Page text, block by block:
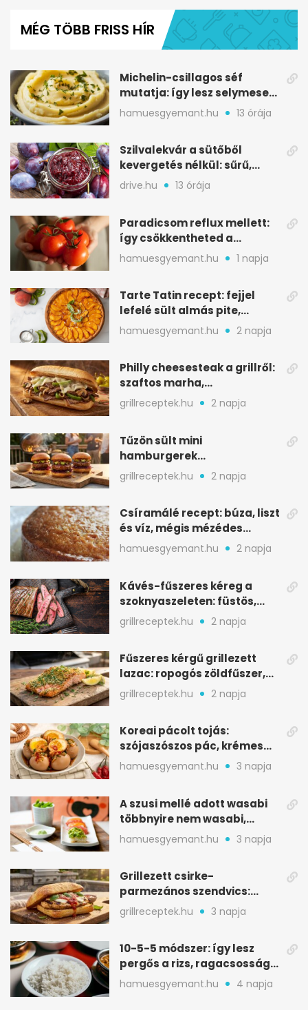
minute,
MÉG TÖBB FRISS HÍR
Michelin-csillagos séf
mutatja: így lesz selymesen
krémes a burgonyapüré
hamuesgyemant.hu 13 órája
Szilvalekvár a sütőből
kevergetés nélkül: sűrű,
selymes végeredmény
drive.hu 13 órája
Paradicsom reflux mellett:
így csökkentheted a
gyomorégést
hamuesgyemant.hu 1 napja
Tarte Tatin recept: fejjel
lefelé sült almás pite,
ropogós aljjal
hamuesgyemant.hu 2 napja
Philly cheesesteak a grillről:
szaftos marha,
karamellizált hagyma
grillreceptek.hu 2 napja
Tűzön sült mini
hamburgerek
sobrasadával: csípős-
mézes falatkák
grillreceptek.hu 2 napja
Csíramálé recept: búza, liszt
és víz, mégis mézédes
sütemény
hamuesgyemant.hu 2 napja
Kávés-fűszeres kéreg a
szoknyaszeleten: füstös,
csokoládés mélység
grillreceptek.hu 2 napja
Fűszeres kérgű grillezett
lazac: ropogós zöldfűszer,
szaftos belső
grillreceptek.hu 2 napja
Koreai pácolt tojás:
szójaszószos pác, krémes
sárgája, pár óra alatt
hamuesgyemant.hu 3 napja
A szusi mellé adott wasabi
többnyire nem wasabi,
hanem fűszerkeverék
hamuesgyemant.hu 3 napja
Grillezett csirke-
parmezános szendvics:
ropogós csirke, olvadó sajt
grillreceptek.hu 3 napja
10-5-5 módszer: így lesz
pergős a rizs, ragacsosság
nélkül
hamuesgyemant.hu 4 napja